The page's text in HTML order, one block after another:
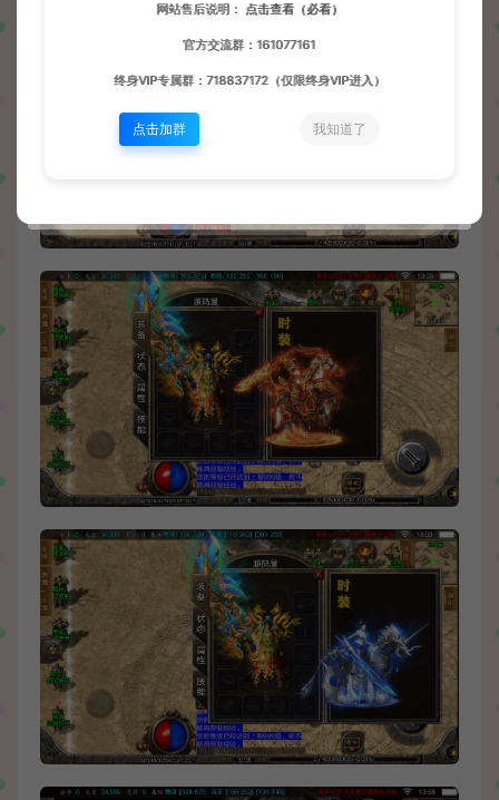
网站售后说明： 点击查看（必看）
官方交流群：161077161
终身VIP专属群：718837172（仅限终身VIP进入）
点击加群 我知道了